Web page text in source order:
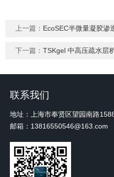
上一篇： EcoSEC半微量凝胶渗
下一篇：TSKgel 中高压疏水层
联系我们
邮箱：13816550546@163.com